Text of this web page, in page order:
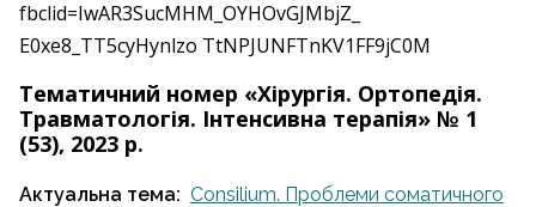
fbclid=IwAR3SucMHM_OYHOvGJMbjZ_
E0xe8_TT5cyHynlzo TtNPJUNFTnKV1FF9jC0M
Тематичний номер «Хірургія. Ортопедія.
Травматологія. Інтенсивна терапія» № 1
(53), 2023 р.
Актуальна тема: Consilium. Проблеми соматичного